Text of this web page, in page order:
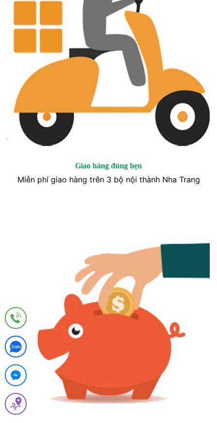
Giao hàng đúng hẹn
Miễn phí giao hàng trên 3 bộ nội thành Nha Trang